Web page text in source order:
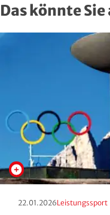
Das könnte
Erscheinungstag:
22.01.2026
Kategorie: Leistungssport